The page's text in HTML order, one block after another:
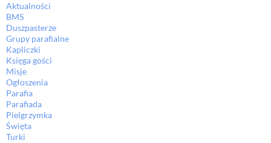
Aktualności
BMS
Duszpasterze
Grupy parafialne
Kapliczki
Księga gości
Misje
Ogłoszenia
Parafia
Parafiada
Pielgrzymka
Święta
Turki